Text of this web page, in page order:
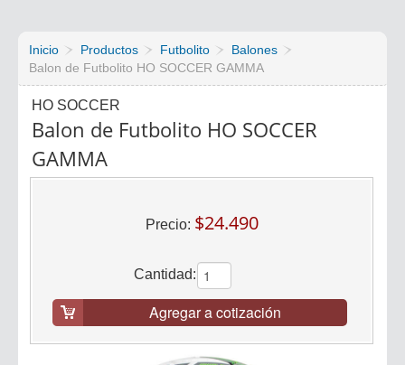
Inicio Productos Futbolito
Balones
Balon de Futbolito HO SOCCER GAMMA
HO SOCCER
Balon de Futbolito HO SOCCER
GAMMA
Precio: $24.490
Cantidad:
Agregar a cotización